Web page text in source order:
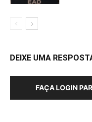
DEIXE UMA
FAÇA LOGIN